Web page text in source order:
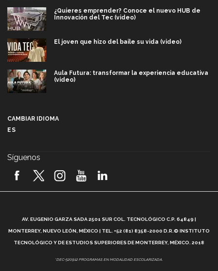
Innovación del Tec (video)
El joven que hizo del baile su vida (video)